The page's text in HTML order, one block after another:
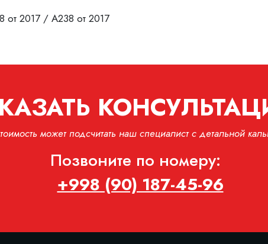
от 2017 / A238 от 2017
может подсчитать наш специалист с детальной
Позвоните по номеру:
+998 (90) 187-45-96